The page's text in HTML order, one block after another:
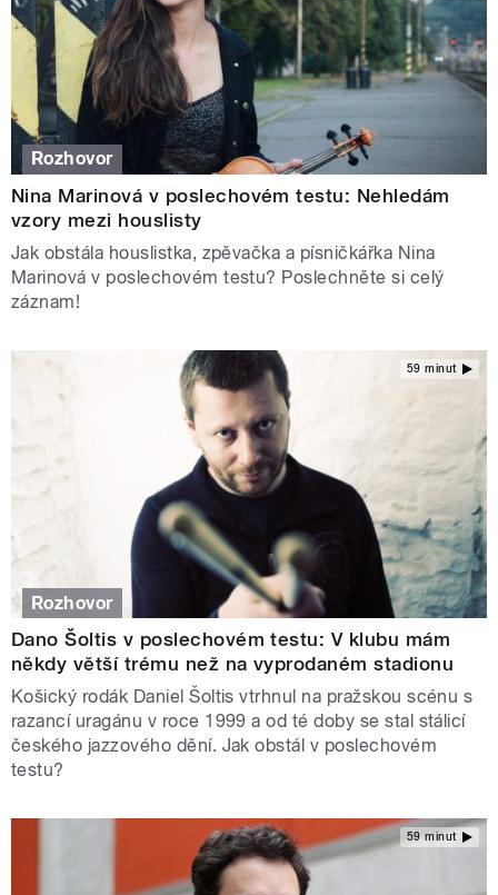
Rozhovor
Nina Marinová v poslechovém testu: Nehledám
vzory mezi houslisty
Jak obstála houslistka, zpěvačka a písničkářka Nina
Marinová v poslechovém testu? Poslechněte si celý
záznam!
59 minut
Rozhovor
Dano Šoltis v poslechovém testu: V klubu mám
někdy větší trému než na vyprodaném stadionu
Košický rodák Daniel Šoltis vtrhnul na pražskou scénu s
razancí uragánu v roce 1999 a od té doby se stal stálicí
českého jazzového dění. Jak obstál v poslechovém
testu?
59 minut